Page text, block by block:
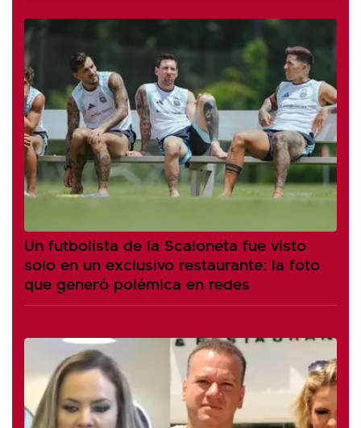
Un futbolista de la Scaloneta fue visto
solo en un exclusivo restaurante: la foto
que generó polémica en redes